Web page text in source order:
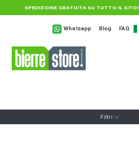
Salta al contenuto principale
SPEDIZIONE GRATUITA SU TUTTO IL SITO!
Whatsapp Blog FAQ
Filtri